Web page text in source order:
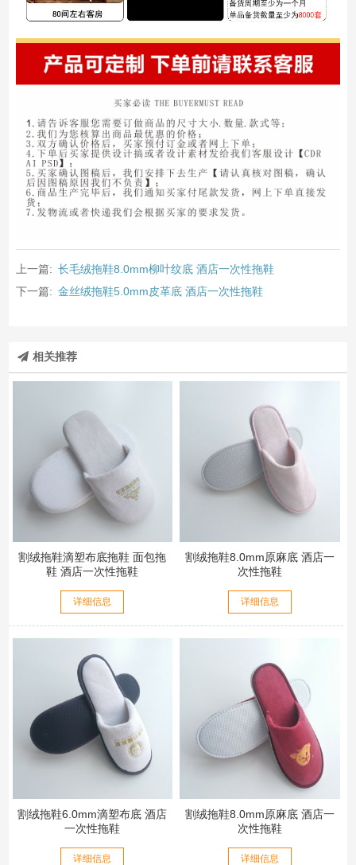
上一篇: 长毛绒拖鞋8.0mm柳叶纹底 酒店一次性拖鞋
下一篇: 金丝绒拖鞋5.0mm皮革底 酒店一次性拖鞋
相关推荐
割绒拖鞋滴塑布底拖鞋 面包拖
鞋 酒店一次性拖鞋
详细信息
割绒拖鞋8.0mm原麻底 酒店一
次性拖鞋
详细信息
割绒拖鞋6.0mm滴塑布底 酒店
一次性拖鞋
详细信息
割绒拖鞋8.0mm原麻底 酒店一
次性拖鞋
详细信息